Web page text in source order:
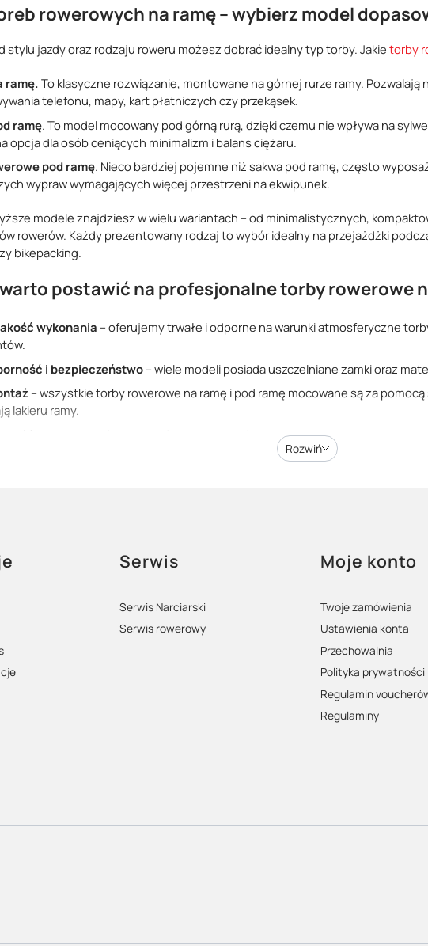
rowerowych na ramę – wybierz model
stylu jazdy oraz rodzaju roweru możesz dobrać idealny typ torby. Jakie torby
ramę.To klasyczne rozwiązanie, montowane na górnej rurze ramy.
telefonu, mapy, kart płatniczych czy przekąsek.
ramę. To model mocowany pod górną rurą, dzięki czemu nie wpływa na
opcja dla osób ceniących minimalizm i balans ciężaru.
pod ramę. Nieco bardziej pojemne niż sakwa pod ramę, często
wypraw wymagających więcej przestrzeni na ekwipunek.
modele znajdziesz w wielu wariantach – od minimalistycznych,
rowerów. Każdy prezentowany rodzaj to wybór idealny na przejażdżki
bikepacking.
postawić na profesjonalne torby rowerowe
wykonania – oferujemy trwałe i odporne na warunki atmosferyczne
i bezpieczeństwo – wiele modeli posiada uszczelniane zamki oraz
– wszystkie torby rowerowe na ramę i pod ramę mocowane są za
lakieru ramy.
– pasują do różnych zarówno do rowerów miejskich, trekkingowych, MTB,
– znajdziesz zarówno małe sakwy na klucze i
na ramę sprawi, że wszystko, czego potrzebujesz, będzie zawsze pod ręką.
to podstawa każdej dobrej wyprawy
– niezależnie, czy poruszasz się po
Rozwiń
Serwis
Serwis Narciarski
Serwis rowerowy
Moje konto
Twoje zamówienia
Ustawienia konta
Przechowalnia
Polityka prywatności
Regulamin
Regulaminy